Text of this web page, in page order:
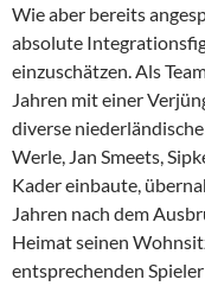
Wie aber bereits
absolute
einzuschätzen. Als
Jahren mit einer
diverse
Werle, Jan Smeets,
Kader einbaute,
Jahren nach dem
Heimat seinen
entsprechenden